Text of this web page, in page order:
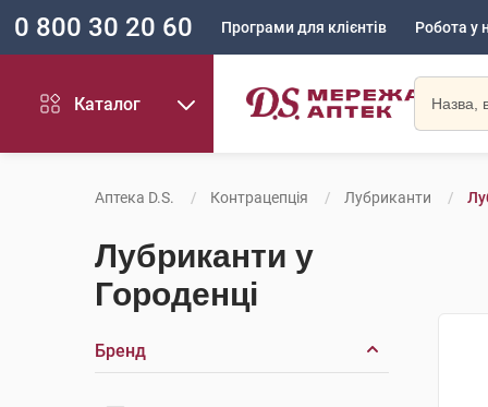
0 800 30 20 60 Програми для клієнтів Робота у
Каталог
Аптека D.S. Контрацепція Лубриканти
Лубриканти у
Городенці
Бренд